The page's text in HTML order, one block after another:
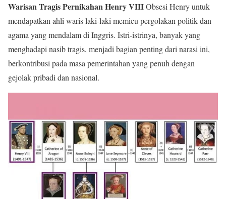
Warisan Tragis Pernikahan Henry VIIIObsesi Henry untuk
mendapatkan ahli waris laki-laki memicu pergolakan politik dan
agama yang mendalam di Inggris. Istri-istrinya, banyak yang
menghadapi nasib tragis, menjadi bagian penting dari narasi ini,
berkontribusi pada masa pemerintahan yang penuh dengan
gejolak pribadi dan nasional.